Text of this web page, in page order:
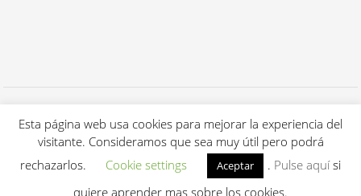
Política de cookies.
Renovación & mantenimientoIDYMA Websolutions (Barcelona)
Esta página web usa cookies para mejorar la experiencia del
visitante. Consideramos que sea muy útil pero podrá
rechazarlos.
Cookie settings Aceptar . Pulse aquísi
quiere aprender mas sobre los cookies.